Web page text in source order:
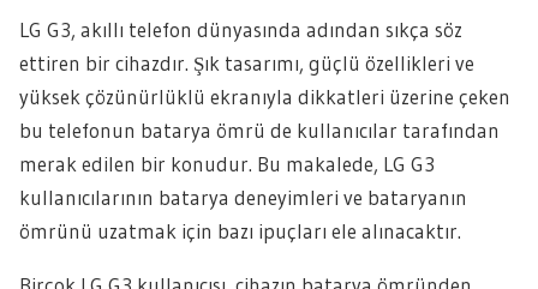
LG G3, akıllı telefon dünyasında adından sıkça söz
ettiren bir cihazdır. Şık tasarımı, güçlü özellikleri ve
yüksek çözünürlüklü ekranıyla dikkatleri üzerine çeken
bu telefonun batarya ömrü de kullanıcılar tarafından
merak edilen bir konudur. Bu makalede, LG G3
kullanıcılarının batarya deneyimleri ve bataryanın
ömrünü uzatmak için bazı ipuçları ele alınacaktır.